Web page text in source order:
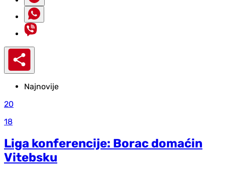
Najnovije
20
18
Liga konferencije: Borac domaćin
Vitebsku